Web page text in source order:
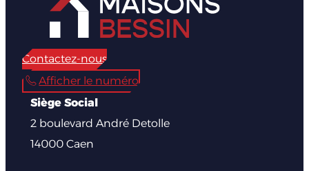
Contactez-nous
Afficher le numéro
Siège Social
2 boulevard André Detolle
14000 Caen